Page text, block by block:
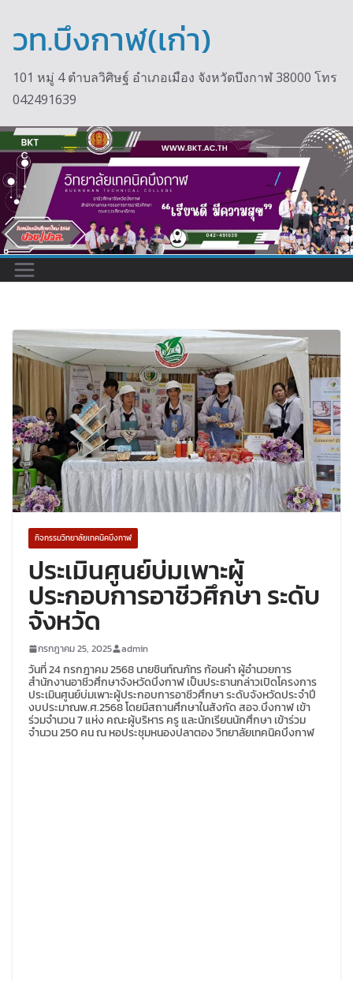
content
วท.บึงกาฬ(เก่า)
101 หมู่ 4 ตำบลวิศิษฐ์ อำเภอเมือง จังหวัดบึงกาฬ 38000 โทร
042491639
กิจกรรมวิทยาลัยเทคนิคบึงกาฬ
ประเมินศูนย์บ่มเพาะผู้
ประกอบการอาชีวศึกษา ระดับ
จังหวัด
กรกฎาคม 25, 2025 admin
วันที่ 24 กรกฎาคม 2568 นายชินท์ณภัทร ก้อนคำ ผู้อำนวยการ
สำนักงานอาชีวศึกษาจังหวัดบึงกาฬ เป็นประธานกล่าวเปิดโครงการ
ประเมินศูนย์บ่มเพาะผู้ประกอบการอาชีวศึกษา ระดับจังหวัดประจำปี
งบประมาณพ.ศ.2568 โดยมีสถานศึกษาในสังกัด สอจ.บึงกาฬ เข้า
ร่วมจำนวน 7 แห่ง คณะผู้บริหาร ครู และนักเรียนนักศึกษา เข้าร่วม
จำนวน 250 คน ณ หอประชุมหนองปลาตอง วิทยาลัยเทคนิคบึงกาฬ